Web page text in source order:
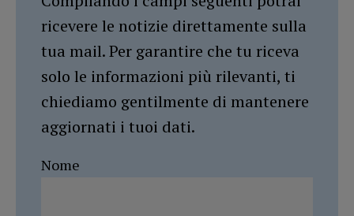
ricevere le notizie direttamente sulla
tua mail. Per garantire che tu riceva
solo le informazioni più rilevanti, ti
chiediamo gentilmente di mantenere
aggiornati i tuoi dati.
Nome